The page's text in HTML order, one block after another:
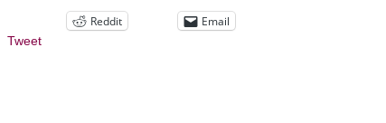
Tweet
Reddit Email